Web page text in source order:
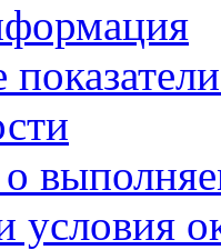
условия